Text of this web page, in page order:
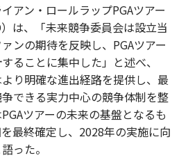
アン・ロールラップPGAツアー
は、「未来競争委員会は設立当
ンの期待を反映し、PGAツアー
ることに集中した」と述べ、
より明確な進出経路を提供し、最
できる実力中心の競争体制を整
ツアーの未来の基盤となるも
最終確定し、2028年の実施に向
った。